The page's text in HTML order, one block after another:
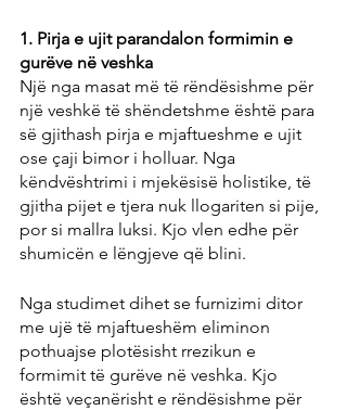
1. Pirja e ujit parandalon formimin e
gurëve në veshka
Një nga masat më të rëndësishme për
një veshkë të shëndetshme është para
së gjithash pirja e mjaftueshme e ujit
ose çaji bimor i holluar. Nga
këndvështrimi i mjekësisë holistike, të
gjitha pijet e tjera nuk llogariten si pije,
por si mallra luksi. Kjo vlen edhe për
shumicën e lëngjeve që blini.
Nga studimet dihet se furnizimi ditor
me ujë të mjaftueshëm eliminon
pothuajse plotësisht rrezikun e
formimit të gurëve në veshka. Kjo
është veçanërisht e rëndësishme për